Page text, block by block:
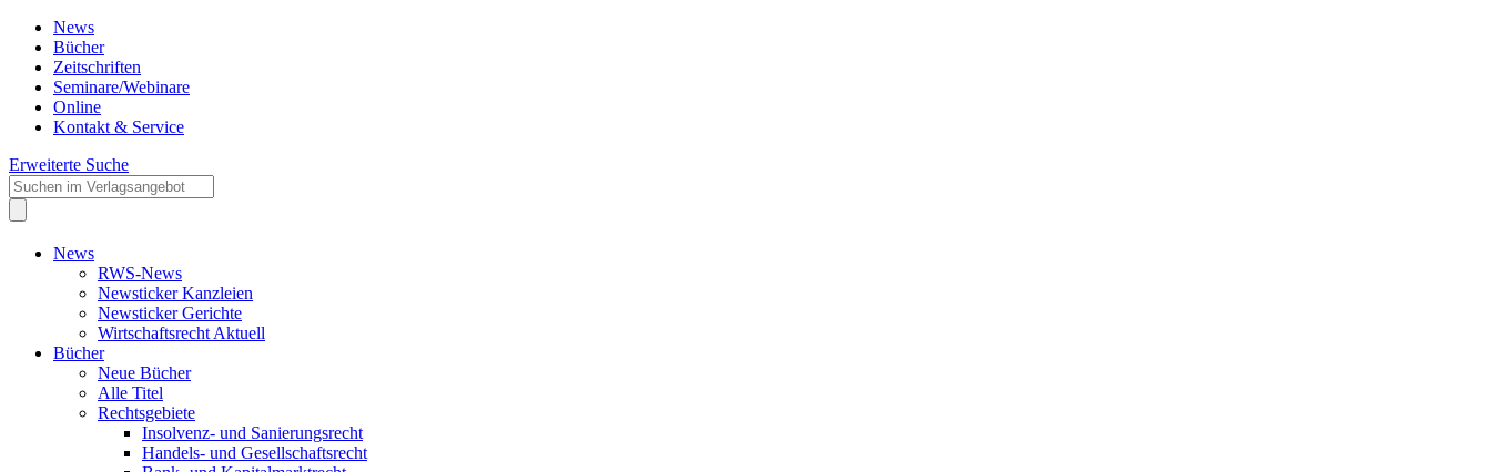
News
Bücher
Zeitschriften
Seminare/Webinare
Online
Kontakt & Service
Erweiterte Suche
News
RWS-News
Newsticker Kanzleien
Newsticker Gerichte
Wirtschaftsrecht Aktuell
Bücher
Neue Bücher
Alle Titel
Rechtsgebiete
Insolvenz- und Sanierungsrecht
Handels- und Gesellschaftsrecht